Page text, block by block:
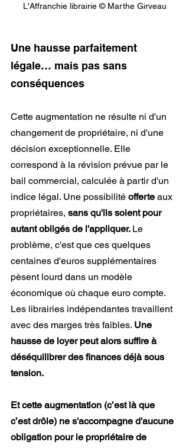
L'Affranchie librairie © Marthe Girveau
Une hausse parfaitement
légale… mais pas sans
conséquences
Cette augmentation ne résulte ni d'un
changement de propriétaire, ni d'une
décision exceptionnelle. Elle
correspond à la révision prévue par le
bail commercial, calculée à partir d'un
indice légal. Une possibilité offerte aux
propriétaires, sans qu'ils soient pour
autant obligés de l'appliquer. Le
problème, c'est que ces quelques
centaines d'euros supplémentaires
pèsent lourd dans un modèle
économique où chaque euro compte.
Les librairies indépendantes travaillent
avec des marges très faibles. Une
hausse de loyer peut alors suffire à
déséquilibrer des finances déjà sous
tension.
Et cette augmentation (c’est là que
c’est drôle) ne s'accompagne d'aucune
obligation pour le propriétaire de